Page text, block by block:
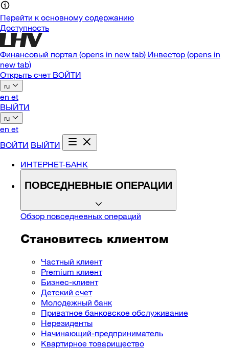
Перейти к основному содержанию
Доступность
Финансовый портал (opens in new tab) Инвестор (opens in
new tab)
Открыть счет ВОЙТИ
ru
en et
ВЫЙТИ
ru
en et
ВОЙТИ ВЫЙТИ
ИНТЕРНЕТ-БАНК
ПОВСЕДНЕВНЫЕ ОПЕРАЦИИ
Обзор повседневных операций
Становитесь клиентом
Частный клиент
Premium клиент
Бизнес-клиент
Детский счет
Молодежный банк
Приватное банковское обслуживание
Нерезиденты
Начинающий-предприниматель
Квартирное товарищество